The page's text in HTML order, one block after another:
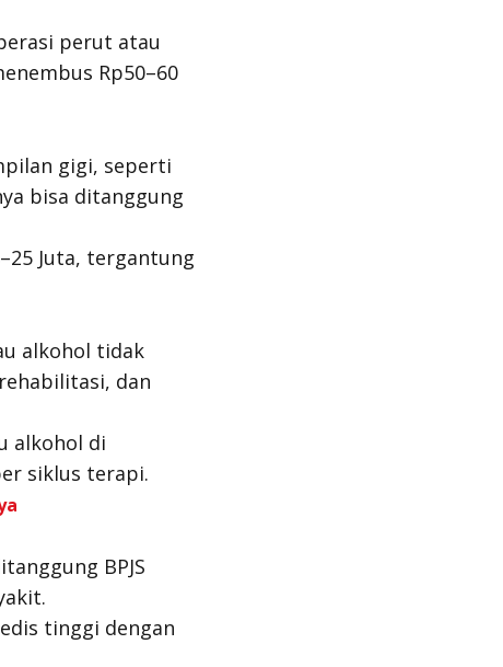
perut atau
Rp50–60
gigi, seperti
bisa ditanggung
Juta, tergantung
alkohol tidak
dan
alkohol di
siklus terapi.
BPJS
tinggi dengan